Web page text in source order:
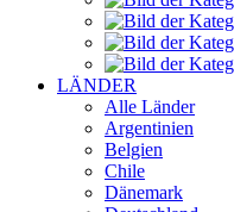
LÄNDER
Alle Länder
Argentinien
Belgien
Chile
Dänemark